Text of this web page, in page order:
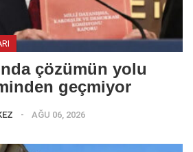
çözümün yolu
geçmiyor
AĞU 06, 2026